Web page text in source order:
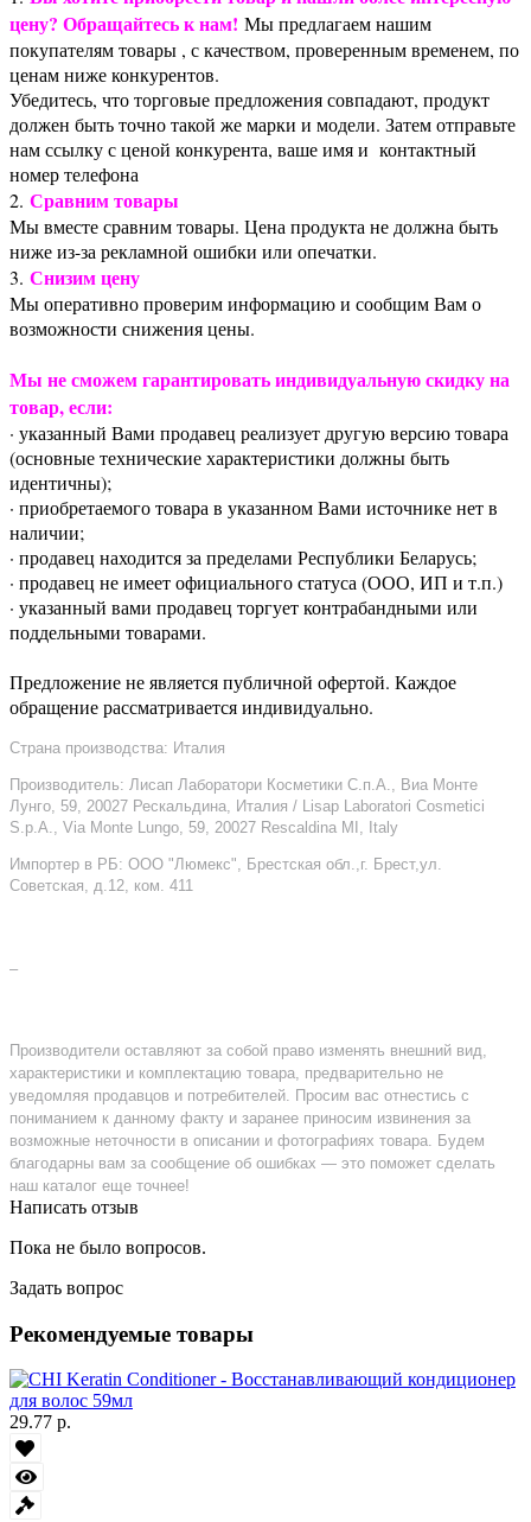
цену? Обращайтесь к нам! Мы предлагаем нашим
покупателям товары , с качеством, проверенным временем, по
ценам ниже конкурентов.
Убедитесь, что торговые предложения совпадают, продукт
должен быть точно такой же марки и модели. Затем отправьте
нам ссылку с ценой конкурента, ваше имя и контактный
номер телефона
2. Сравним товары
Мы вместе сравним товары. Цена продукта не должна быть
ниже из-за рекламной ошибки или опечатки.
3. Снизим цену
Мы оперативно проверим информацию и сообщим Вам о
возможности снижения цены.
Мы не сможем гарантировать индивидуальную скидку на
товар, если:
· указанный Вами продавец реализует другую версию товара
(основные технические характеристики должны быть
идентичны);
· приобретаемого товара в указанном Вами источнике нет в
наличии;
· продавец находится за пределами Республики Беларусь;
· продавец не имеет официального статуса (ООО, ИП и т.п.)
· указанный вами продавец торгует контрабандными или
поддельными товарами.
Предложение не является публичной офертой. Каждое
обращение рассматривается индивидуально.
Страна производства: Италия
Производитель: Лисап Лаборатори Косметики С.п.А., Виа Монте
Лунго, 59, 20027 Рескальдина, Италия / Lisap Laboratori Cosmetici
S.p.A., Via Monte Lungo, 59, 20027 Rescaldina MI, Italy
Импортер в РБ: ООО "Люмекс", Брестская обл.,г. Брест,ул.
Советская, д.12, ком. 411
–
Производители оставляют за собой право изменять внешний вид,
характеристики и комплектацию товара, предварительно не
уведомляя продавцов и потребителей. Просим вас отнестись с
пониманием к данному факту и заранее приносим извинения за
возможные неточности в описании и фотографиях товара. Будем
благодарны вам за сообщение об ошибках — это поможет сделать
наш каталог еще точнее!
Написать отзыв
Пока не было вопросов.
Задать вопрос
Рекомендуемые товары
29.77 р.